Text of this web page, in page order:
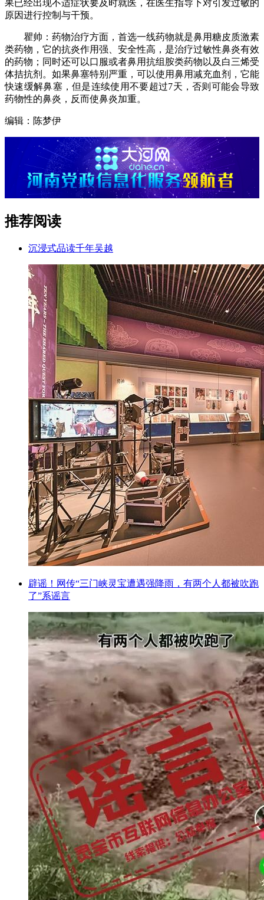
果已经出现不适症状要及时就医，在医生指导下对引发过敏的
原因进行控制与干预。
瞿帅：药物治疗方面，首选一线药物就是鼻用糖皮质激素
类药物，它的抗炎作用强、安全性高，是治疗过敏性鼻炎有效
的药物；同时还可以口服或者鼻用抗组胺类药物以及白三烯受
体拮抗剂。如果鼻塞特别严重，可以使用鼻用减充血剂，它能
快速缓解鼻塞，但是连续使用不要超过7天，否则可能会导致
药物性的鼻炎，反而使鼻炎加重。
编辑：陈梦伊
推荐阅读
沉浸式品读千年吴越
辟谣！网传“三门峡灵宝遭遇强降雨，有两个人都被吹跑
了”系谣言